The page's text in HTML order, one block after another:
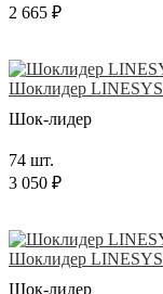
2 665 ₽
Шоклидер
Шок-лидер
74 шт.
3 050 ₽
Шоклидер
Шок-лидер